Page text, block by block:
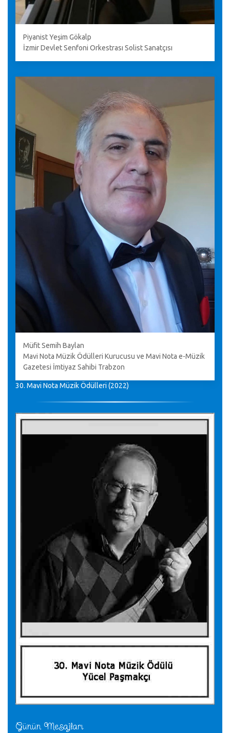
Günün Mesajları
Piyanist Yeşim Gökalp
İzmir Devlet Senfoni Orkestrası Solist Sanatçısı
Müfit Semih Baylan
Mavi Nota Müzik Ödülleri Kurucusu ve Mavi Nota e-Müzik
Gazetesi İmtiyaz Sahibi Trabzon
30. Mavi Nota Müzik Ödülleri (2022)